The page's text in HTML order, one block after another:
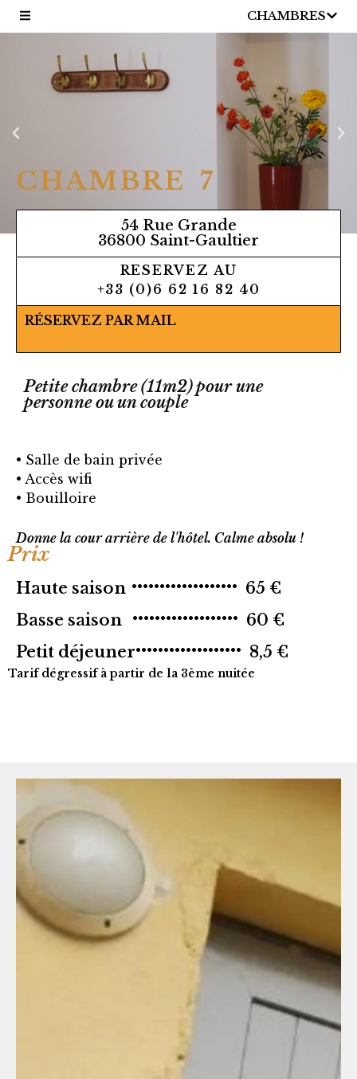
CHAMBRES
CHAMBRE 7
54 Rue Grande
36800 Saint-Gaultier
RESERVEZ AU
+33 (0)6 62 16 82 40
RÉSERVEZ PAR MAIL
Petite chambre (11m2) pour une
personne ou un couple
• Salle de bain privée
• Accès wifi
• Bouilloire
Donne la cour arrière de l'hôtel. Calme absolu !
Prix
Haute saison ••••••••••••••••••• 65 €
Basse saison
••••••••••••••••••• 60 €
Petit déjeuner••••••••••••••••••• 8,5 €
Tarif dégressif à partir de la 3ème nuitée